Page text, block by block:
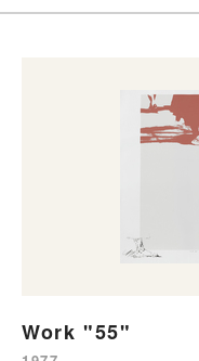
Work "55"